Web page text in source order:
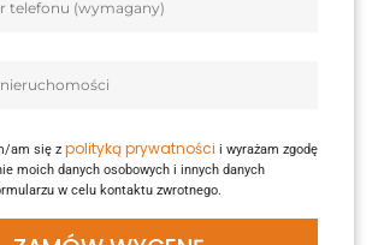
am się z polityką prywatności i wyrażam zgodę
moich danych osobowych i innych danych
w celu kontaktu zwrotnego.